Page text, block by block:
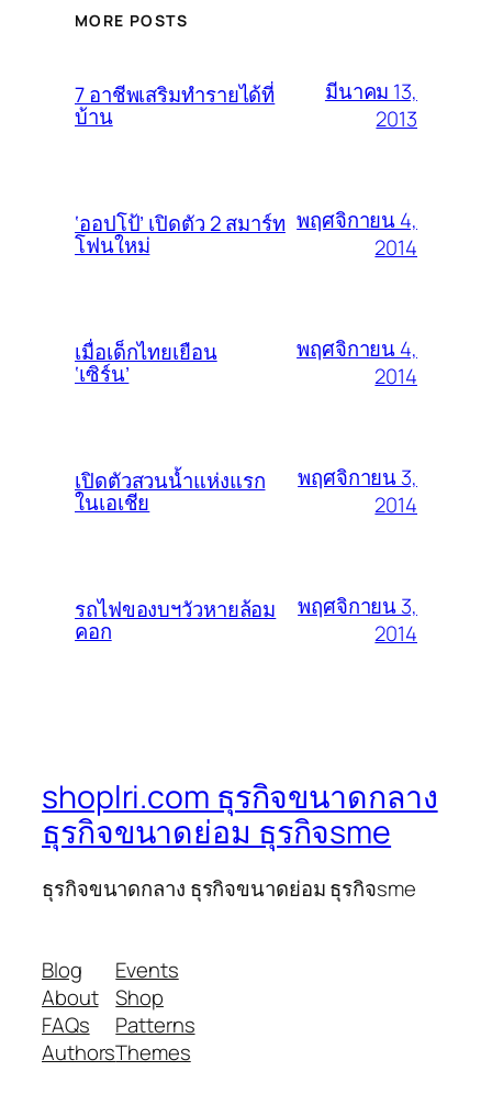
MORE POSTS
7 อาชีพเสริมทำรายได้ที่
บ้าน
มีนาคม 13,
2013
‘ออปโป้’ เปิดตัว 2 สมาร์ท
โฟนใหม่
พฤศจิกายน 4,
2014
เมื่อเด็กไทยเยือน
‘เซิร์น’
พฤศจิกายน 4,
2014
เปิดตัวสวนน้ำแห่งแรก
ในเอเชีย
พฤศจิกายน 3,
2014
รถไฟของบฯวัวหายล้อม
คอก
พฤศจิกายน 3,
2014
shoplri.com ธุรกิจขนาดกลาง
ธุรกิจขนาดย่อม ธุรกิจsme
ธุรกิจขนาดกลาง ธุรกิจขนาดย่อม ธุรกิจsme
Blog
About
FAQs
Authors
Events
Shop
Patterns
Themes